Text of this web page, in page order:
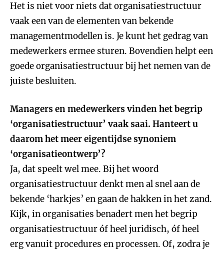
Het is niet voor niets dat organisatiestructuur
vaak een van de elementen van bekende
managementmodellen is. Je kunt het gedrag van
medewerkers ermee sturen. Bovendien helpt een
goede organisatiestructuur bij het nemen van de
juiste besluiten.
Managers en medewerkers vinden het begrip
‘organisatiestructuur’ vaak saai. Hanteert u
daarom het meer eigentijdse synoniem
‘organisatieontwerp’?
Ja, dat speelt wel mee. Bij het woord
organisatiestructuur denkt men al snel aan de
bekende ‘harkjes’ en gaan de hakken in het zand.
Kijk, in organisaties benadert men het begrip
organisatiestructuur óf heel juridisch, óf heel
erg vanuit procedures en processen. Of, zodra je